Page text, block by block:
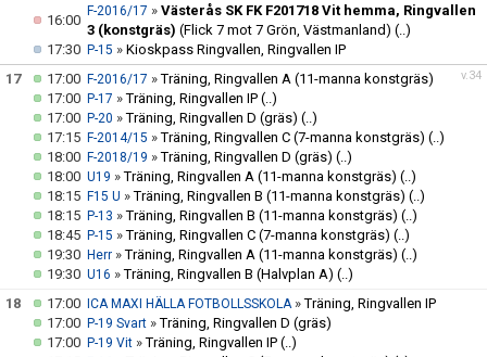
16:00
F-2016/17 » Västerås SK FK F201718 Vit hemma, Ringvallen
3 (konstgräs) (Flick 7 mot 7 Grön, Västmanland) (..)
17:30 P-15 » Kioskpass Ringvallen, Ringvallen IP
v.34
17 17:00 F-2016/17 »Träning, Ringvallen A (11-manna konstgräs)
17:00 P-17 »Träning, Ringvallen IP (..)
17:00 P-20 »Träning, Ringvallen D (gräs) (..)
17:15 F-2014/15 »Träning, Ringvallen C (7-manna konstgräs) (..)
18:00 F-2018/19 »Träning, Ringvallen D (gräs) (..)
18:00 U19 »Träning, Ringvallen A (11-manna konstgräs) (..)
18:15 F15 U »Träning, Ringvallen B (11-manna konstgräs) (..)
18:15 P-13 »Träning, Ringvallen B (11-manna konstgräs) (..)
18:45 P-15 »Träning, Ringvallen C (7-manna konstgräs) (..)
19:30 Herr »Träning, Ringvallen A (11-manna konstgräs) (..)
19:30 U16 »Träning, Ringvallen B (Halvplan A) (..)
18
17:00 ICA MAXI HÄLLA FOTBOLLSSKOLA»Träning, Ringvallen IP
17:00 P-19 Svart »Träning, Ringvallen D (gräs)
17:00 P-19 Vit »Träning, Ringvallen IP (..)